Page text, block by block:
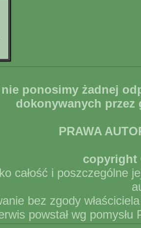
nie ponosimy żadnej
dokonywanych
PRAWA
copyright
całość i poszczególne
bez zgody
powstał wg